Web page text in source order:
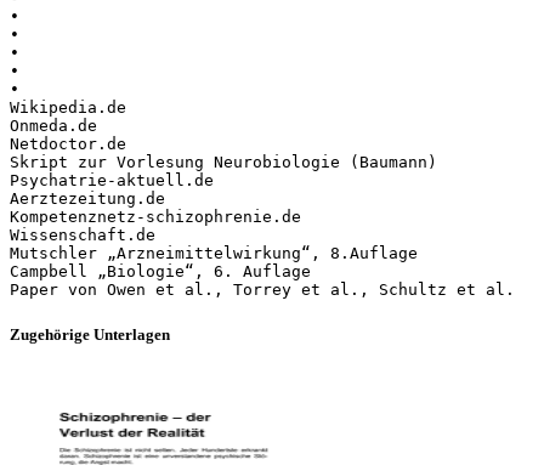
•
•
•
•
•
Wikipedia.de
Onmeda.de
Netdoctor.de
Skript zur Vorlesung Neurobiologie (Baumann)
Psychatrie-aktuell.de
Aerztezeitung.de
Kompetenznetz-schizophrenie.de
Wissenschaft.de
Mutschler „Arzneimittelwirkung“, 8.Auflage
Campbell „Biologie“, 6. Auflage
Zugehörige Unterlagen